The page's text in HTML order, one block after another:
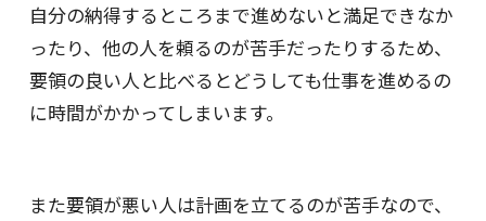
自分の納得するところまで進めないと満足できなか
ったり、他の人を頼るのが苦手だったりするため、
要領の良い人と比べるとどうしても仕事を進めるの
に時間がかかってしまいます。
また要領が悪い人は計画を立てるのが苦手なので、